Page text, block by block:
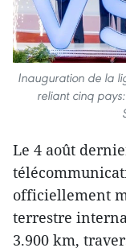
Inauguration de la
reliant cinq
Le 4 août
officiellement
terrestre
3.900 km,